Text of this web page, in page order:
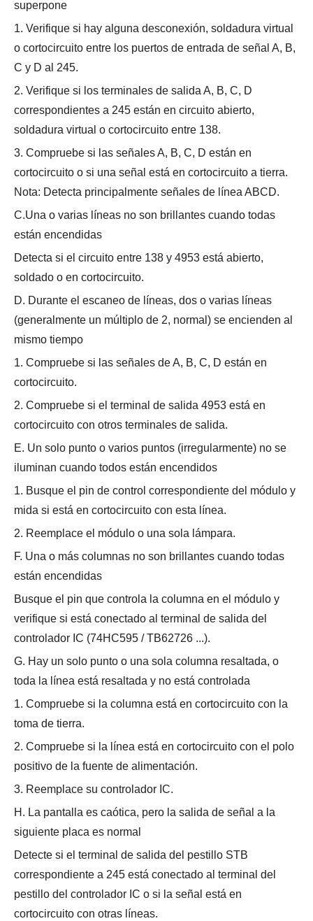
superpone
1. Verifique si hay alguna desconexión, soldadura virtual
o cortocircuito entre los puertos de entrada de señal A, B,
C y D al 245.
2. Verifique si los terminales de salida A, B, C, D
correspondientes a 245 están en circuito abierto,
soldadura virtual o cortocircuito entre 138.
3. Compruebe si las señales A, B, C, D están en
cortocircuito o si una señal está en cortocircuito a tierra.
Nota: Detecta principalmente señales de línea ABCD.
C.Una o varias líneas no son brillantes cuando todas
están encendidas
Detecta si el circuito entre 138 y 4953 está abierto,
soldado o en cortocircuito.
D. Durante el escaneo de líneas, dos o varias líneas
(generalmente un múltiplo de 2, normal) se encienden al
mismo tiempo
1. Compruebe si las señales de A, B, C, D están en
cortocircuito.
2. Compruebe si el terminal de salida 4953 está en
cortocircuito con otros terminales de salida.
E. Un solo punto o varios puntos (irregularmente) no se
iluminan cuando todos están encendidos
1. Busque el pin de control correspondiente del módulo y
mida si está en cortocircuito con esta línea.
2. Reemplace el módulo o una sola lámpara.
F. Una o más columnas no son brillantes cuando todas
están encendidas
Busque el pin que controla la columna en el módulo y
verifique si está conectado al terminal de salida del
controlador IC (74HC595 / TB62726 ...).
G. Hay un solo punto o una sola columna resaltada, o
toda la línea está resaltada y no está controlada
1. Compruebe si la columna está en cortocircuito con la
toma de tierra.
2. Compruebe si la línea está en cortocircuito con el polo
positivo de la fuente de alimentación.
3. Reemplace su controlador IC.
H. La pantalla es caótica, pero la salida de señal a la
siguiente placa es normal
Detecte si el terminal de salida del pestillo STB
correspondiente a 245 está conectado al terminal del
pestillo del controlador IC o si la señal está en
cortocircuito con otras líneas.